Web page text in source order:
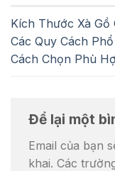
Kích Thước Xà Gồ
Các Quy Cách
Cách Chọn Phù
Để lại một
Email của bạn
khai. Các